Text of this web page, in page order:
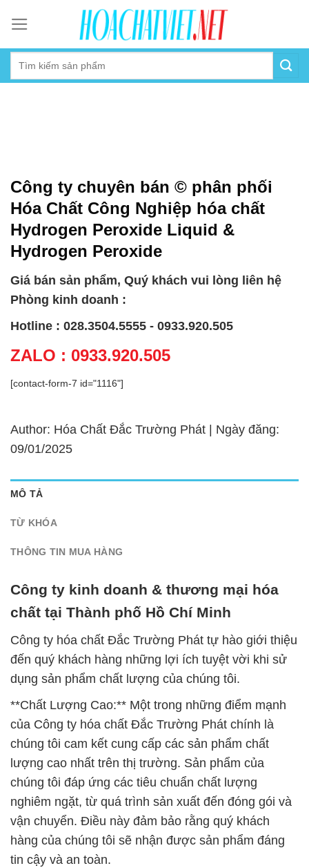
content
Công ty chuyên bán © phân phối
Hóa Chất Công Nghiệp hóa chất
Hydrogen Peroxide Liquid &
Hydrogen Peroxide
Giá bán sản phẩm, Quý khách vui lòng liên hệ
Phòng kinh doanh :
Hotline : 028.3504.5555 - 0933.920.505
ZALO : 0933.920.505
[contact-form-7 id="1116"]
Author: Hóa Chất Đắc Trường Phát | Ngày đăng:
09/01/2025
MÔ TẢ
TỪ KHÓA
THÔNG TIN MUA HÀNG
Công ty kinh doanh & thương mại hóa
chất tại Thành phố Hồ Chí Minh
Công ty hóa chất Đắc Trường Phát tự hào giới thiệu
đến quý khách hàng những lợi ích tuyệt vời khi sử
dụng sản phẩm chất lượng của chúng tôi.
**Chất Lượng Cao:** Một trong những điểm mạnh
của Công ty hóa chất Đắc Trường Phát chính là
chúng tôi cam kết cung cấp các sản phẩm chất
lượng cao nhất trên thị trường. Sản phẩm của
chúng tôi đáp ứng các tiêu chuẩn chất lượng
nghiêm ngặt, từ quá trình sản xuất đến đóng gói và
vận chuyển. Điều này đảm bảo rằng quý khách
hàng của chúng tôi sẽ nhận được sản phẩm đáng
tin cậy và an toàn.